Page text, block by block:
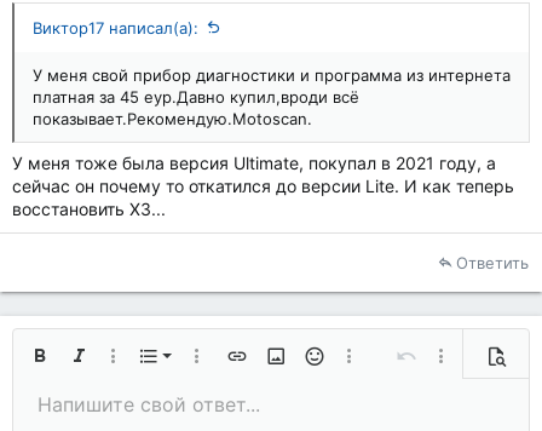
Виктор17 написал(а):
У меня свой прибор диагностики и программа из интернета
платная за 45 еур.Давно купил,вроди всё
показывает.Рекомендую.Motoscan.
У меня тоже была версия Ultimate, покупал в 2021 году, а
сейчас он почему то откатился до версии Lite. И как теперь
восстановить ХЗ...
Ответить
ЖирныйКурсивДополнительно...
Список
Нумерованный список
Маркированный список
Дополнительно...
Вставить ссылку
Вставить изображение
СмайлыДополнительно...
Отменить
Размер шрифта
9
Цвет текста
Шрифт Arial
Зачёркнутый
Подчёркнутый
Однострочный код
ВыравниваниеПо левому краю
Формат параграфа
Обычный
ЦитатаМедиаВставить таблицу
Вставить горизонтальную линию
Спойлер
Код
Повторить
Переключить режим работы редактора
Удалить форматирование
ЧерновикиСохранить черновик
Напишите свой ответ...